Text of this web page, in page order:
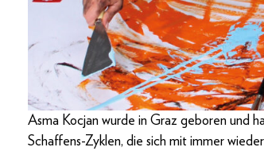
Asma Kocjan wurde in Graz geboren und
Schaffens-Zyklen, die sich mit immer